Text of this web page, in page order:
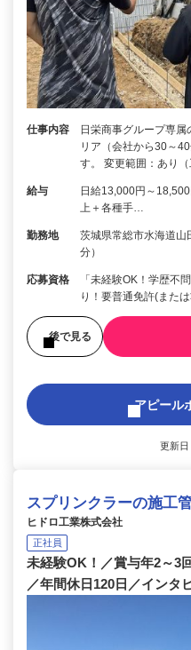
仕事内容
日栄商事グループ専
リア（会社から30～
す。 変更範囲：あり
給与
日給13,000円～
上＋各種手…
勤務地
茨城県常総市水海道
分）
応募資格
「未経験OK！学歴不
り！要普通免許(または
後で見る
アピール
更新
スプリンクラーの施工
ヒドロ工業株式会社
正社員
未経験OK！／賞与年2～3
／年間休日120日／インタ